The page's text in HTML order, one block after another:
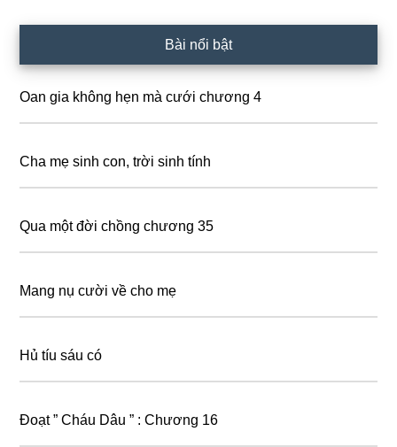
Sidebar
Bài nổi bật
Oan gia không hẹn mà cưới chương 4
Cha mẹ sinh con, trời sinh tính
Qua một đời chồng chương 35
Mang nụ cười về cho mẹ
Hủ tíu sáu có
Đoạt ” Cháu Dâu ” : Chương 16